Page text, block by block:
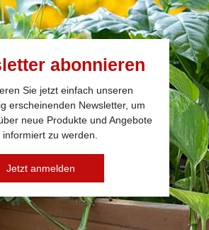
abonnieren
Sie jetzt einfach unseren
erscheinenden Newsletter, um
neue Produkte und Angebote
informiert zu werden.
Jetzt anmelden